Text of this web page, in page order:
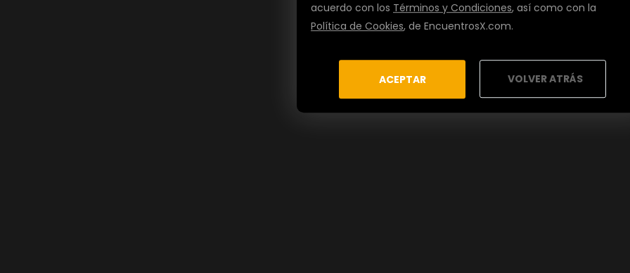
acuerdo con los Términos y Condiciones, así como con la
Política de Cookies, de EncuentrosX.com.
ACEPTAR VOLVER ATRÁS